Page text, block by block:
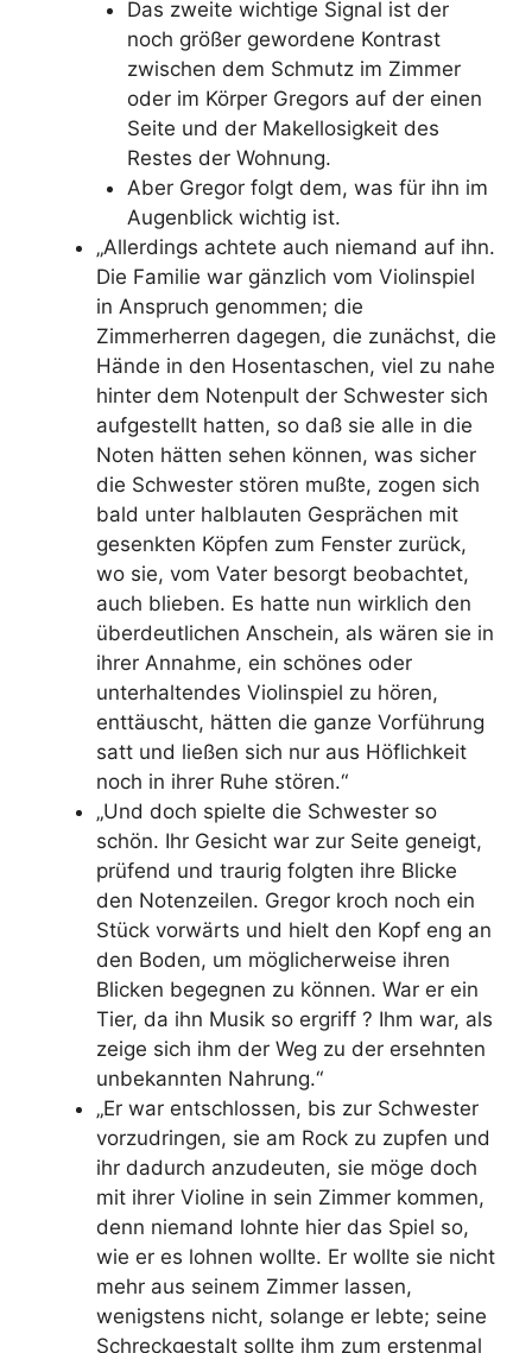
Das zweite wichtige Signal ist der
noch größer gewordene Kontrast
zwischen dem Schmutz im Zimmer
oder im Körper Gregors auf der einen
Seite und der Makellosigkeit des
Restes der Wohnung.
Aber Gregor folgt dem, was für ihn im
Augenblick wichtig ist.
„Allerdings achtete auch niemand auf ihn.
Die Familie war gänzlich vom Violinspiel
in Anspruch genommen; die
Zimmerherren dagegen, die zunächst, die
Hände in den Hosentaschen, viel zu nahe
hinter dem Notenpult der Schwester sich
aufgestellt hatten, so daß sie alle in die
Noten hätten sehen können, was sicher
die Schwester stören mußte, zogen sich
bald unter halblauten Gesprächen mit
gesenkten Köpfen zum Fenster zurück,
wo sie, vom Vater besorgt beobachtet,
auch blieben. Es hatte nun wirklich den
überdeutlichen Anschein, als wären sie in
ihrer Annahme, ein schönes oder
unterhaltendes Violinspiel zu hören,
enttäuscht, hätten die ganze Vorführung
satt und ließen sich nur aus Höflichkeit
noch in ihrer Ruhe stören.“
„Und doch spielte die Schwester so
schön. Ihr Gesicht war zur Seite geneigt,
prüfend und traurig folgten ihre Blicke
den Notenzeilen. Gregor kroch noch ein
Stück vorwärts und hielt den Kopf eng an
den Boden, um möglicherweise ihren
Blicken begegnen zu können. War er ein
Tier, da ihn Musik so ergriff ? Ihm war, als
zeige sich ihm der Weg zu der ersehnten
unbekannten Nahrung.“
„Er war entschlossen, bis zur Schwester
vorzudringen, sie am Rock zu zupfen und
ihr dadurch anzudeuten, sie möge doch
mit ihrer Violine in sein Zimmer kommen,
denn niemand lohnte hier das Spiel so,
wie er es lohnen wollte. Er wollte sie nicht
mehr aus seinem Zimmer lassen,
wenigstens nicht, solange er lebte; seine
Schreckgestalt sollte ihm zum erstenmal